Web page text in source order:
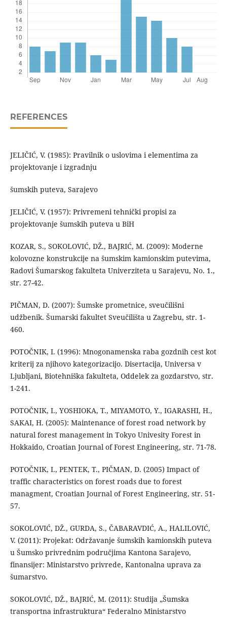
REFERENCES
JELIČIĆ, V. (1985): Pravilnik o uslovima i elementima za
projektovanje i izgradnju
šumskih puteva, Sarajevo
JELIČIĆ, V. (1957): Privremeni tehnički propisi za
projektovanje šumskih puteva u BiH
KOZAR, S., SOKOLOVIĆ, DŽ., BAJRIĆ, M. (2009): Moderne
kolovozne konstrukcije na šumskim kamionskim putevima,
Radovi Šumarskog fakulteta Univerziteta u Sarajevu, No. 1.,
str. 27-42.
PIČMAN, D. (2007): Šumske prometnice, sveučilišni
udžbenik. Šumarski fakultet Sveučilišta u Zagrebu, str. 1-
460.
POTOČNIK, I. (1996): Mnogonamenska raba gozdnih cest kot
kriterij za njihovo kategorizacijo. Disertacija, Universa v
Ljubljani, Biotehniška fakulteta, Oddelek za gozdarstvo, str.
1-241.
POTOČNIK, I., YOSHIOKA, T., MIYAMOTO, Y., IGARASHI, H.,
SAKAI, H. (2005): Maintenance of forest road network by
natural forest management in Tokyo Univesity Forest in
Hokkaido, Croatian Journal of Forest Engineering, str. 71-78.
POTOČNIK, I., PENTEK, T., PIČMAN, D. (2005) Impact of
traffic characteristics on forest roads due to forest
managment, Croatian Journal of Forest Engineering, str. 51-
57.
SOKOLOVIĆ, DŽ., GURDA, S., ČABARAVDIĆ, A., HALILOVIĆ,
V. (2011): Projekat: Održavanje šumskih kamionskih puteva
u Šumsko privrednim područjima Kantona Sarajevo,
finansijer: Ministarstvo privrede, Kantonalna uprava za
šumarstvo.
SOKOLOVIĆ, DŽ., BAJRIĆ, M. (2011): Studija „Šumska
transportna infrastruktura“ Federalno Ministarstvo